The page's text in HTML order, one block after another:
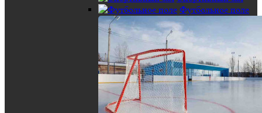
Футбольное поле